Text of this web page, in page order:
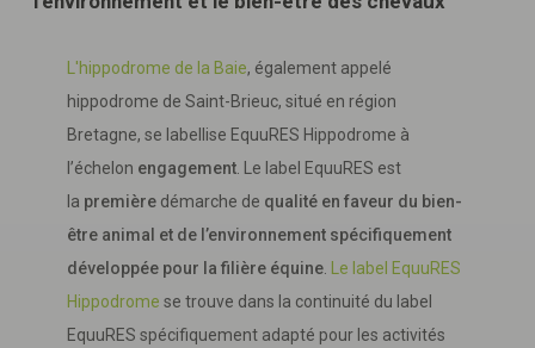
L'hippodrome de la Baie, également appelé
hippodrome de Saint-Brieuc, situé en région
Bretagne, se labellise EquuRES Hippodrome à
l’échelon engagement . Le label EquuRES est
la première démarche de qualité en faveur du bien-
être animal et de l’environnement spécifiquement
développée pour la filière équine
Le label EquuRES
Hippodrome se trouve dans la continuité du label
EquuRES spécifiquement adapté pour les activités